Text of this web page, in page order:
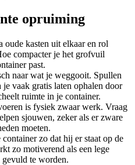
opruiming
oude kasten uit elkaar en rol
compacter je het grofvuil
past.
naar wat je weggooit. Spullen
vaak gratis laten ophalen door
ruimte in je container.
is fysiek zwaar werk. Vraag
sjouwen, zeker als er zware
moeten.
container zo dat hij er staat op de
zo motiverend als een lege
gevuld te worden.